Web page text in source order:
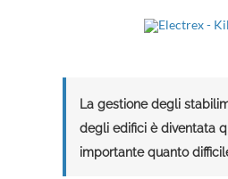
La gestione degli
degli edifici è diventata
importante quanto